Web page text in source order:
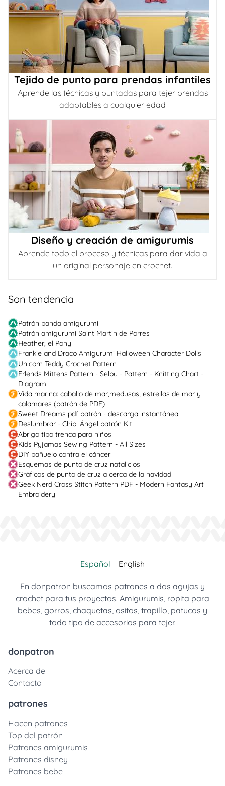
Tejido de punto para prendas infantiles
Aprende las técnicas y puntadas para tejer prendas
adaptables a cualquier edad
Diseño y creación de amigurumis
Aprende todo el proceso y técnicas para dar vida a
un original personaje en crochet.
Son tendencia
Patrón panda amigurumi
Patrón amigurumi Saint Martin de Porres
Heather, el Pony
Frankie and Draco Amigurumi Halloween Character Dolls
Unicorn Teddy Crochet Pattern
Erlends Mittens Pattern - Selbu - Pattern - Knitting Chart -
Diagram
Vida marina: caballo de mar,medusas, estrellas de mar y
calamares (patrón de PDF)
Sweet Dreams pdf patrón - descarga instantánea
Deslumbrar - Chibi Ángel patrón Kit
Abrigo tipo trenca para niños
Kids Pyjamas Sewing Pattern - All Sizes
DIY pañuelo contra el cáncer
Esquemas de punto de cruz natalicios
Gráficos de punto de cruz a cerca de la navidad
Geek Nerd Cross Stitch Pattern PDF - Modern Fantasy Art
Embroidery
Español English
En donpatron buscamos patrones a dos agujas y
crochet para tus proyectos. Amigurumis, ropita para
bebes, gorros, chaquetas, ositos, trapillo, patucos y
todo tipo de accesorios para tejer.
donpatron
Acerca de
Contacto
patrones
Hacen patrones
Top del patrón
Patrones amigurumis
Patrones disney
Patrones bebe